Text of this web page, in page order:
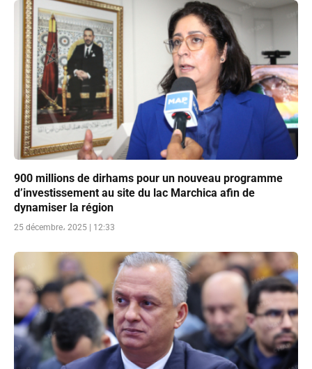
900 millions de dirhams pour un nouveau programme
d’investissement au site du lac Marchica afin de
dynamiser la région
25 décembre، 2025 | 12:33